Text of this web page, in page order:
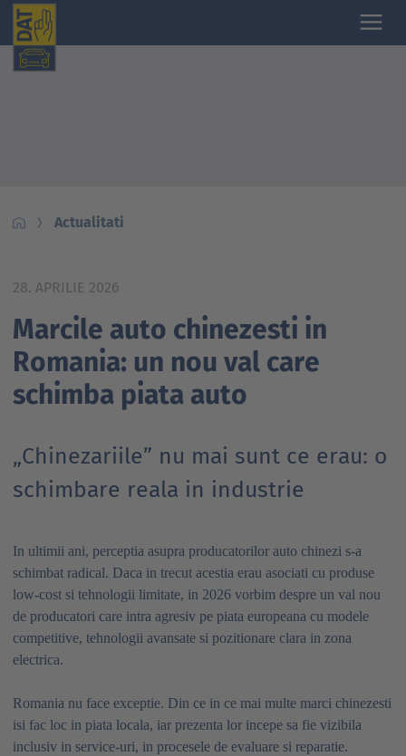
Actualitati
28. APRILIE 2026
Marcile auto chinezesti in
Romania: un nou val care
schimba piata auto
„Chinezariile” nu mai sunt ce erau: o
schimbare reala in industrie
In ultimii ani, perceptia asupra producatorilor auto chinezi s-a
schimbat radical. Daca in trecut acestia erau asociati cu produse
low-cost si tehnologii limitate, in 2026 vorbim despre un val nou
de producatori care intra agresiv pe piata europeana cu modele
competitive, tehnologii avansate si pozitionare clara in zona
electrica.
Romania nu face exceptie. Din ce in ce mai multe marci chinezesti
isi fac loc in piata locala, iar prezenta lor incepe sa fie vizibila
inclusiv in service-uri, in procesele de evaluare si reparatie.